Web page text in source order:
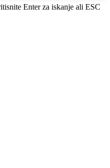
Enter za iskanje ali ESC